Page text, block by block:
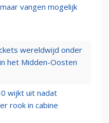
vangen mogelijk
wereldwijd onder
het Midden-Oosten
wijkt uit nadat
rook in cabine